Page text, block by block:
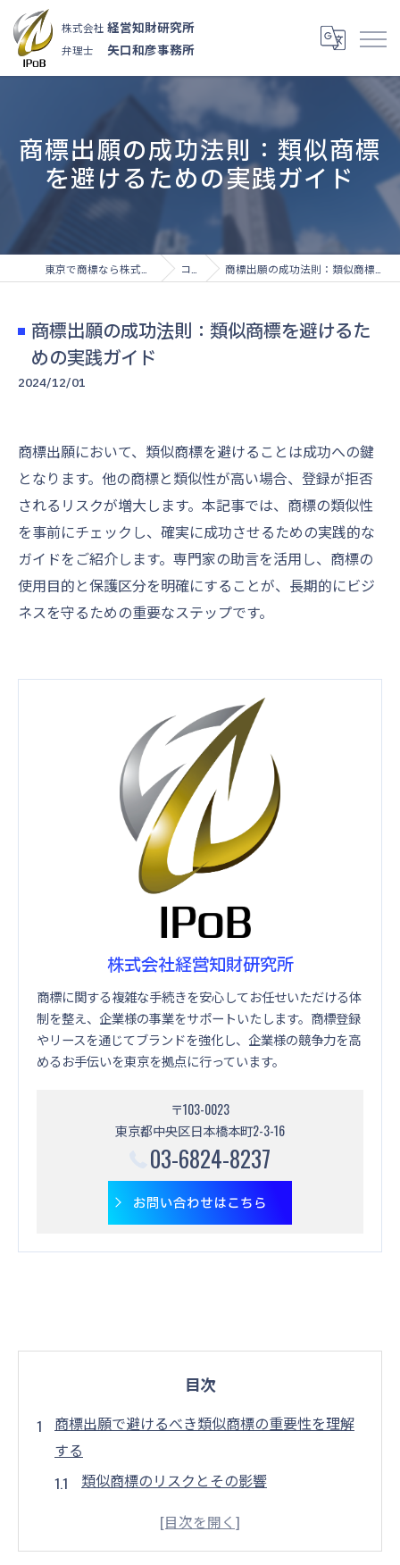
株式会社 経営知財研究所
弁理士 矢口和彦事務所
商標出願の成功法則：類似商標
を避けるための実践ガイド
コラム 商標出願の成功法則：類似商標を避けるための実践ガイド
商標出願の成功法則：類似商標を避けるた
めの実践ガイド
2024/12/01
商標出願において、類似商標を避けることは成功への鍵
となります。他の商標と類似性が高い場合、登録が拒否
されるリスクが増大します。本記事では、商標の類似性
を事前にチェックし、確実に成功させるための実践的な
ガイドをご紹介します。専門家の助言を活用し、商標の
使用目的と保護区分を明確にすることが、長期的にビジ
ネスを守るための重要なステップです。
株式会社経営知財研究所
商標に関する複雑な手続きを安心してお任せいただける体
制を整え、企業様の事業をサポートいたします。商標登録
やリースを通じてブランドを強化し、企業様の競争力を高
めるお手伝いを東京を拠点に行っています。
〒103-0023
東京都中央区日本橋本町2-3-16
03-6824-8237
お問い合わせはこちら
目次
商標出願で避けるべき類似商標の重要性を理解
する
類似商標のリスクとその影響
商標出願における類似性の判断基準